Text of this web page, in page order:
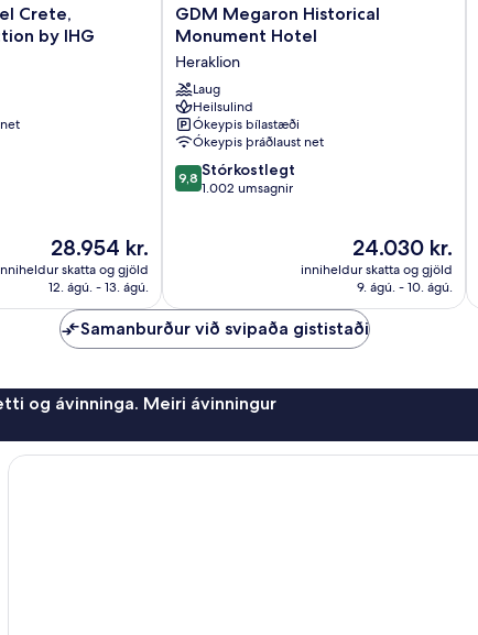
Crete,
by IHG
Verðið
er
28.954 kr.
28.954 kr.
skatta og gjöld
12. ágú. - 13. ágú.
GDM
Megaron
Monument
Hotel
Heraklion
GDM Megaron Historical
Monument Hotel
Heraklion
Laug
Heilsulind
Ókeypis bílastæði
Ókeypis þráðlaust net
9.8
af
9,8 Stórkostlegt
1.002 umsagnir
Verðið
er
24.030 kr.
24.030 kr.
inniheldur skatta og gjöld
9. ágú. - 10. ágú.
Samanburður við svipaða gististaði
og ávinninga. Meiri ávinningur